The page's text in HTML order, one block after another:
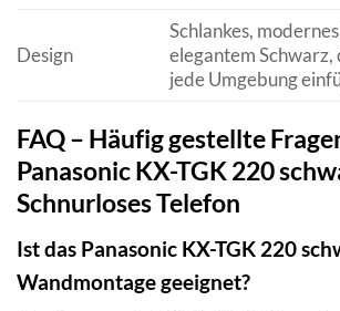
Design
Schlankes,
elegantem Schwarz,
jede Umgebung
FAQ – Häufig gestellte
Panasonic KX-TGK 220
Schnurloses Telefon
Ist das Panasonic KX-TGK 220
Wandmontage geeignet?